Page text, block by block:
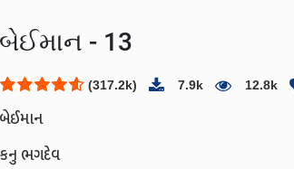
બેઈમાન - 13
(317.2k) 7.9k 12.8k
બેઈમાન
કનુ ભગદેવ